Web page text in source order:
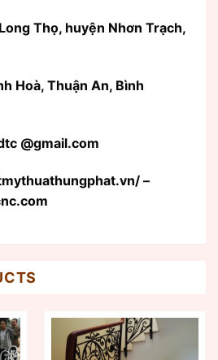
Thọ, huyện Nhơn Trạch,
Hoà, Thuận An, Bình
@gmail.com
–